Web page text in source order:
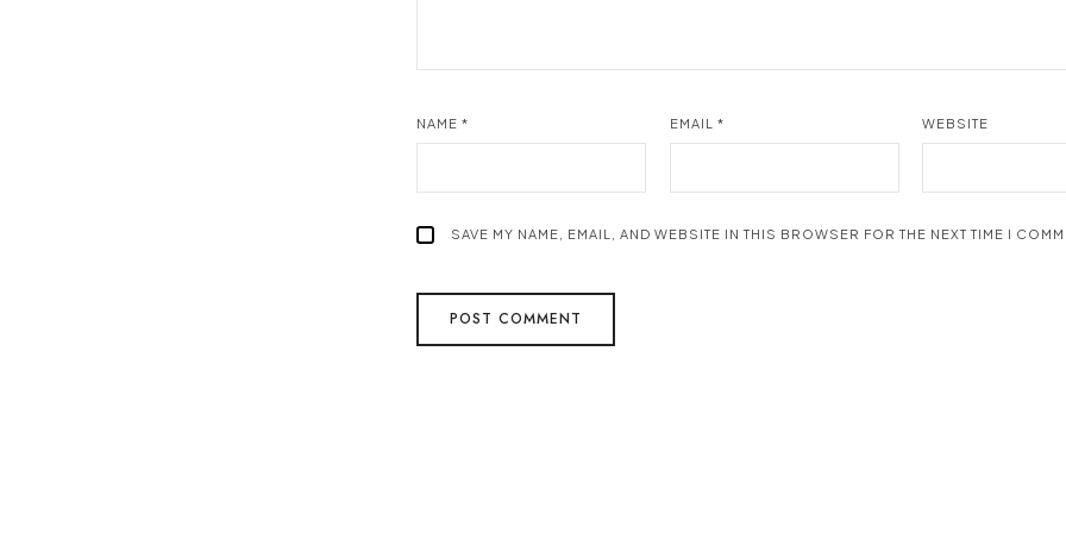
NAME * EMAIL * WEBSITE
SAVE MY NAME, EMAIL, AND WEBSITE IN THIS BROWSER FOR THE NEXT TIME I